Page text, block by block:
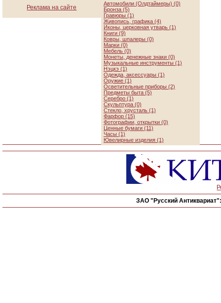
Реклама на сайте
Автомобили (Олдтаймеры) (0)
Бронза (5)
Гравюры (1)
Живопись, графика (4)
Иконы, церковная утварь (1)
Книги (9)
Ковры, шпалеры (0)
Марки (0)
Мебель (0)
Монеты, денежные знаки (0)
Музыкальные инструменты (1)
Нэцкэ (1)
Одежда, аксессуары (1)
Оружие (1)
Осветительные приборы (2)
Предметы быта (5)
Серебро (1)
Скульптура (0)
Стекло, хрусталь (1)
Фарфор (15)
Фотографии, открытки (0)
Ценные бумаги (11)
Часы (1)
Ювелирные изделия (1)
ЗАО "Русский Антиквариат":